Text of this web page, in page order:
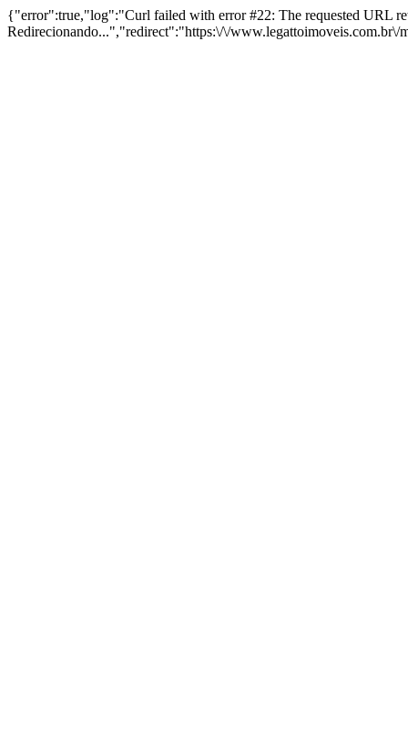
{"error":true,"log":"Curl failed with error #22: The requested URL
Redirecionando...","redirect":"https:\/\/www.legattoimoveis.com.br\/